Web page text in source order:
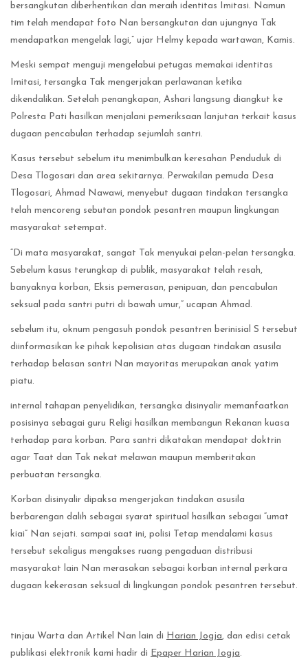
bersangkutan diberhentikan dan meraih identitas Imitasi. Namun
tim telah mendapat foto Nan bersangkutan dan ujungnya Tak
mendapatkan mengelak lagi,” ujar Helmy kepada wartawan, Kamis.
Meski sempat menguji mengelabui petugas memakai identitas
Imitasi, tersangka Tak mengerjakan perlawanan ketika
dikendalikan. Setelah penangkapan, Ashari langsung diangkut ke
Polresta Pati hasilkan menjalani pemeriksaan lanjutan terkait kasus
dugaan pencabulan terhadap sejumlah santri.
Kasus tersebut sebelum itu menimbulkan keresahan Penduduk di
Desa Tlogosari dan area sekitarnya. Perwakilan pemuda Desa
Tlogosari, Ahmad Nawawi, menyebut dugaan tindakan tersangka
telah mencoreng sebutan pondok pesantren maupun lingkungan
masyarakat setempat.
“Di mata masyarakat, sangat Tak menyukai pelan-pelan tersangka.
Sebelum kasus terungkap di publik, masyarakat telah resah,
banyaknya korban, Eksis pemerasan, penipuan, dan pencabulan
seksual pada santri putri di bawah umur,” ucapan Ahmad.
sebelum itu, oknum pengasuh pondok pesantren berinisial S tersebut
diinformasikan ke pihak kepolisian atas dugaan tindakan asusila
terhadap belasan santri Nan mayoritas merupakan anak yatim
piatu.
internal tahapan penyelidikan, tersangka disinyalir memanfaatkan
posisinya sebagai guru Religi hasilkan membangun Rekanan kuasa
terhadap para korban. Para santri dikatakan mendapat doktrin
agar Taat dan Tak nekat melawan maupun memberitakan
perbuatan tersangka.
Korban disinyalir dipaksa mengerjakan tindakan asusila
berbarengan dalih sebagai syarat spiritual hasilkan sebagai “umat
kiai” Nan sejati. sampai saat ini, polisi Tetap mendalami kasus
tersebut sekaligus mengakses ruang pengaduan distribusi
masyarakat lain Nan merasakan sebagai korban internal perkara
dugaan kekerasan seksual di lingkungan pondok pesantren tersebut.
tinjau Warta dan Artikel Nan lain di Harian Jogja, dan edisi cetak
publikasi elektronik kami hadir di Epaper Harian Jogja.